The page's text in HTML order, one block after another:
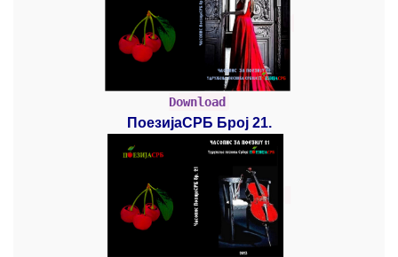
Download
ПоезијаСРБ Број 21.